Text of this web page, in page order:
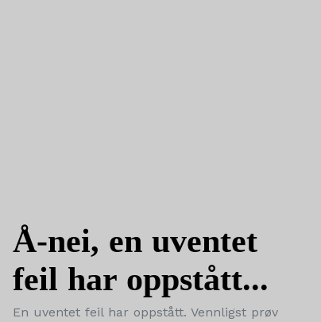
Å-nei, en uventet
feil har oppstått...
En uventet feil har oppstått. Vennligst prøv